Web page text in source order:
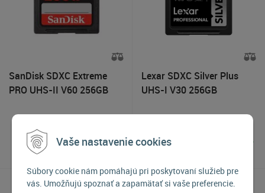
Vaše nastavenie cookies
Súbory cookie nám pomáhajú pri poskytovaní služieb pre
vás. Umožňujú spoznať a zapamätať si vaše preferencie.
SanDisk SDXC Extreme
PRO UHS-II V60 256GB
Skladom 4-5 kusov
Lexar SDXC Silver Plus
UHS-I V30 256GB
Skladom viac ako 5 kusov